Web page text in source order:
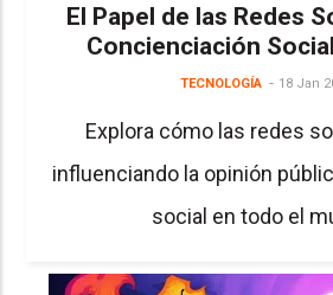
El Papel de las Redes
Concienciación
TECNOLOGÍA 18 Jan
Explora cómo las redes
influenciando la opinión
social en todo el